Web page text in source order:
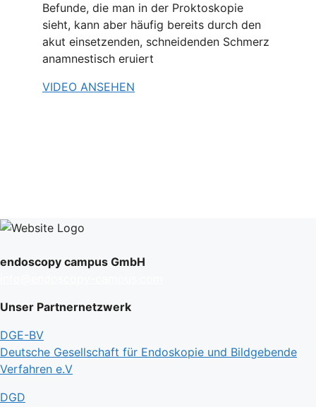
Befunde, die man in der Proktoskopie
sieht, kann aber häufig bereits durch den
akut einsetzenden, schneidenden Schmerz
anamnestisch eruiert
VIDEO ANSEHEN
endoscopy campus GmbH
Unser Partnernetzwerk
DGE-BV
Deutsche Gesellschaft für Endoskopie und Bildgebende
Verfahren e.V
DGD